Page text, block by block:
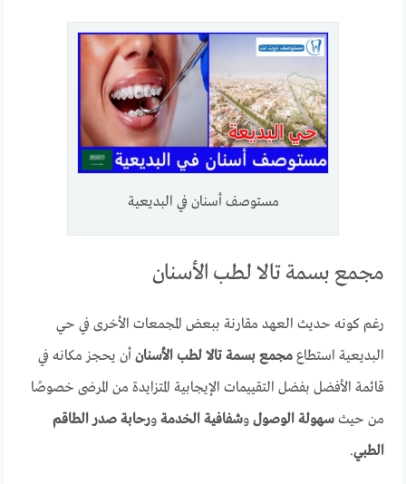
مستوصف أسنان في البديعية
مجمع بسمة تالا لطب الأسنان
رغم كونه حديث العهد مقارنة ببعض المجمعات الأخرى في حي
البديعية استطاعمجمع بسمة تالا لطب الأسنان أن يحجز مكانه في
قائمة الأفضل بفضل التقييمات الإيجابية المتزايدة من المرضى خصوصًا
من حيثسهولة الوصول وشفافية الخدمة ورحابة صدر الطاقم
الطبي.